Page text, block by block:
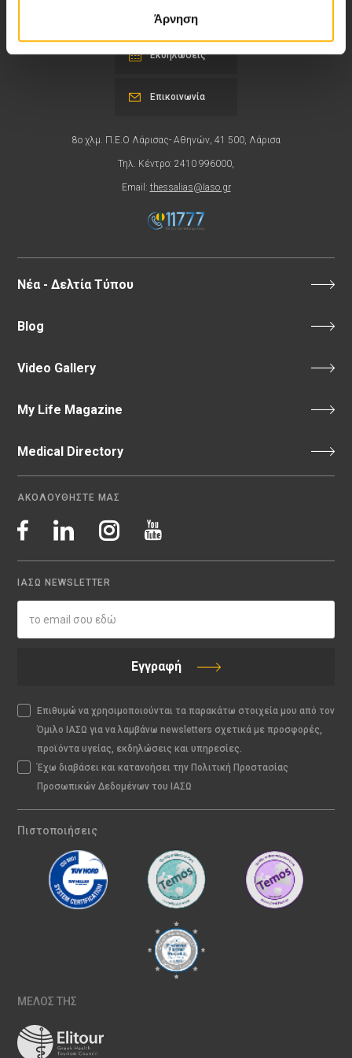
Άρνηση
Περιοχή Ιατρών
Εκδηλώσεις
8ο χλμ. Π.Ε.Ο Λάρισας- Αθηνών, 41 500, Λάρισα
Τηλ. Κέντρο: 2410 996000,
Email: thessalias@Iaso.gr
Επικοινωνία
Νέα - Δελτία Τύπου
Blog
Video Gallery
My Life Magazine
Medical Directory
ΑΚΟΛΟΥΘΗΣΤΕ ΜΑΣ
ΙΑΣΩ NEWSLETTER
Εγγραφή
Επιθυμώ να χρησιμοποιούνται τα παρακάτω στοιχεία μου από τον
Όμιλο ΙΑΣΩ για να λαμβάνω newsletters σχετικά με προσφορές,
προϊόντα υγείας, εκδηλώσεις και υπηρεσίες.
Έχω διαβάσει και κατανοήσει την Πολιτική Προστασίας
Προσωπικών Δεδομένων του ΙΑΣΩ
Πιστοποιήσεις
ΜΕΛΟΣ ΤΗΣ